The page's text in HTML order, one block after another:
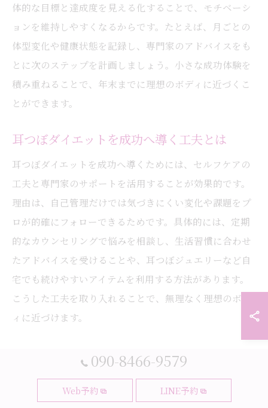
体的な目標と達成度を見える化することで、モチベーシ
ョンを維持しやすくなるからです。たとえば、月ごとの
体型変化や健康状態を記録し、専門家のアドバイスをも
とに次のステップを計画しましょう。小さな成功体験を
積み重ねることで、年末までに理想のボディに近づくこ
とができます。
耳つぼダイエットを成功へ導く工夫とは
耳つぼダイエットを成功へ導くためには、セルフケアの
工夫と専門家のサポートを活用することが効果的です。
理由は、自己管理だけでは気づきにくい変化や課題をプ
ロが的確にフォローできるためです。具体的には、定期
的なカウンセリングで悩みを相談し、生活習慣に合わせ
たアドバイスを受けることや、耳つぼジュエリーなど自
宅でも続けやすいアイテムを利用する方法があります。
こうした工夫を取り入れることで、無理なく理想のボデ
ィに近づけます。
安心して続けられる耳つぼのポイン
090-8466-9579
Web予約 LINE予約